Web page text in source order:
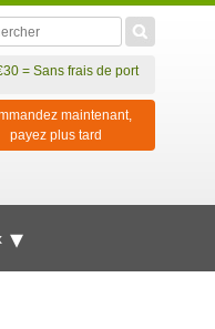
= Sans frais de port
maintenant,
payez plus tard